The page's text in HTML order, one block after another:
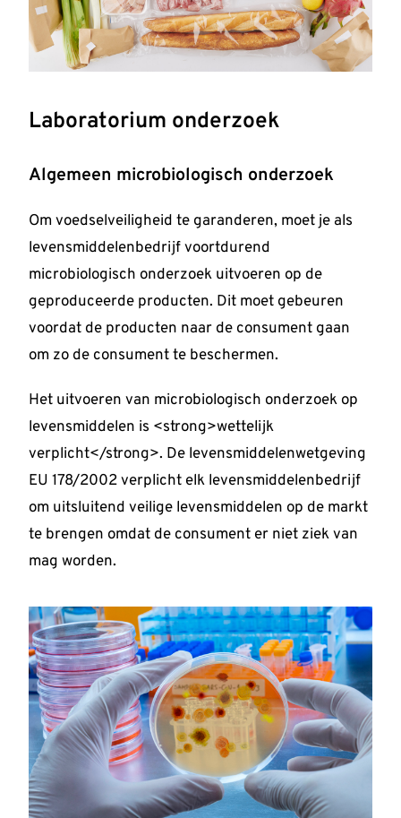
Laboratorium onderzoek
Algemeen microbiologisch onderzoek
Om voedselveiligheid te garanderen, moet je als
levensmiddelenbedrijf voortdurend
microbiologisch onderzoek uitvoeren op de
geproduceerde producten. Dit moet gebeuren
voordat de producten naar de consument gaan
om zo de consument te beschermen.
Het uitvoeren van microbiologisch onderzoek op
levensmiddelen is <strong>wettelijk
verplicht</strong>. De levensmiddelenwetgeving
EU 178/2002 verplicht elk levensmiddelenbedrijf
om uitsluitend veilige levensmiddelen op de markt
te brengen omdat de consument er niet ziek van
mag worden.